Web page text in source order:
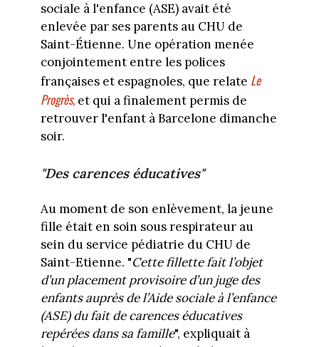
sociale à l'enfance (ASE) avait été
enlevée par ses parents au CHU de
Saint-Étienne. Une opération menée
conjointement entre les polices
françaises et espagnoles, que relate Le
Progrès,et qui a finalement permis de
retrouver l'enfant à Barcelone dimanche
soir.
"Des carences éducatives"
Au moment de son enlèvement, la jeune
fille était en soin sous respirateur au
sein du service pédiatrie du CHU de
Saint-Etienne. "Cette fillette fait l’objet
d’un placement provisoire d’un juge des
enfants auprès de l’Aide sociale à l’enfance
(ASE) du fait de carences éducatives
repérées dans sa famille", expliquait à